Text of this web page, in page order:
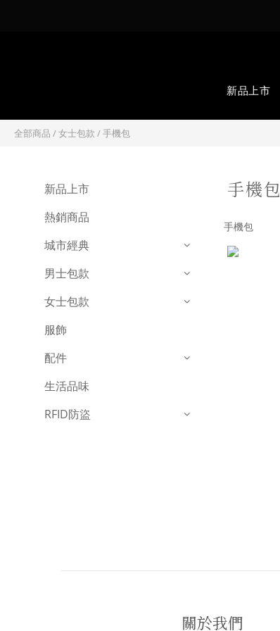
新品上市
全部商品 /女士包款 /手機包
新品上市
熱銷商品
城市經典
男士包款
女士包款
服飾
配件
生活品味
RFID防盜
手機包
手機包
關於我們